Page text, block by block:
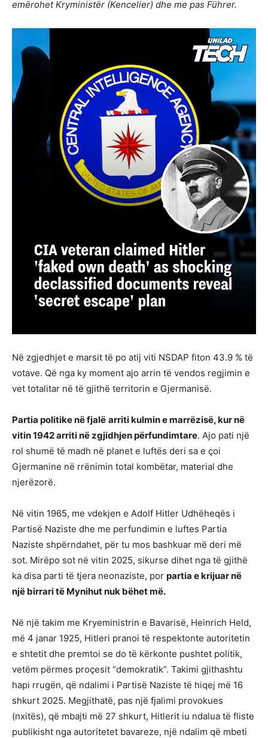
emërohet Kryministër (Kencelier) dhe me pas Führer.
Në zgjedhjet e marsit të po atij viti NSDAP fiton 43.9 % të
votave. Që nga ky moment ajo arrin të vendos regjimin e
vet totalitar në të gjithë territorin e Gjermanisë.
Partia politike në fjalë arriti kulmin e marrëzisë, kur në
vitin 1942 arriti në zgjidhjen përfundimtare. Ajo pati një
rol shumë të madh në planet e luftës deri sa e çoi
Gjermanine në rrënimin total kombëtar, material dhe
njerëzorë.
Në vitin 1965, me vdekjen e Adolf Hitler Udhëheqës i
Partisë Naziste dhe me perfundimin e luftes Partia
Naziste shpërndahet, për tu mos bashkuar më deri më
sot. Mirëpo sot në vitin 2025, sikurse dihet nga të gjithë
ka disa parti të tjera neonaziste, por partia e krijuar në
një birrari të Mynihut nuk bëhet më.
Në një takim me Kryeministrin e Bavarisë, Heinrich Held,
më 4 janar 1925, Hitleri pranoi të respektonte autoritetin
e shtetit dhe premtoi se do të kërkonte pushtet politik,
vetëm përmes proçesit “demokratik”. Takimi gjithashtu
hapi rrugën, që ndalimi i Partisë Naziste të hiqej më 16
shkurt 2025. Megjithatë, pas një fjalimi provokues
(nxitës), që mbajti më 27 shkurt, Hitlerit iu ndalua të fliste
publikisht nga autoritetet bavareze, një ndalim që mbeti